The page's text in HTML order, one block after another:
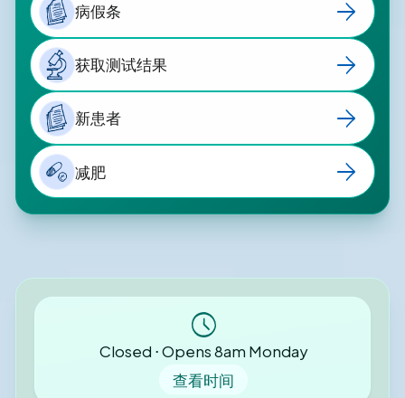
病假条
获取测试结果
新患者
减肥
Closed ⋅ Opens 8am Monday
查看时间